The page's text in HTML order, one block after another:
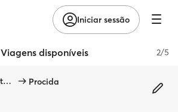
Iniciar sessão
Viagens disponíveis 2/5
Nápoles Calata, Porta di Massa
Procida